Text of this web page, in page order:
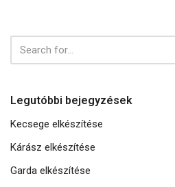
Legutóbbi bejegyzések
Kecsege elkészítése
Kárász elkészítése
Garda elkészítése